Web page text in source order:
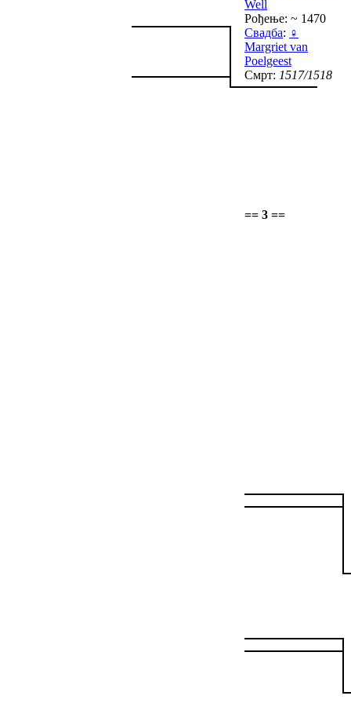
Well
Рођење: ~ 1470
Свадба: ♀
Margriet van
Poelgeest
Смрт: 1517/1518
== 3 ==